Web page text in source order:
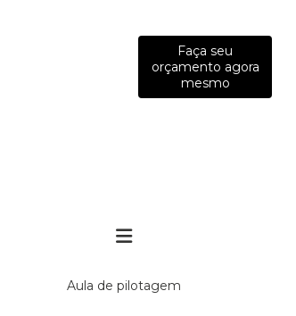
Faça seu
orçamento agora
mesmo
aula de pilotagem